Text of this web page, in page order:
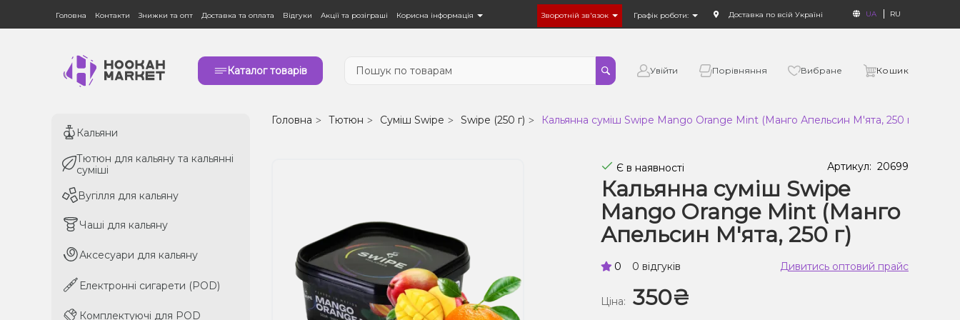
Головна Контакти Знижки та опт Доставка та оплата Відгуки Акції та розіграші Корисна інформація Зворотній зв'язок Графік роботи: Доставка по всій Україні UA RU
Каталог товарів Увійти Порівняння Вибране Кошик
Кальяни
Тютюн для кальяну та кальянні
суміші
Вугілля для кальяну
Чаші для кальяну
Аксесуари для кальяну
Електронні сигарети (POD)
Комплектуючі для POD
Кальяни
Тютюн для кальяну та кальянні
суміші
Вугілля для кальяну
Чаші для кальяну
Аксесуари для кальяну
Електронні сигарети (POD)
Комплектуючі для POD
Головна Тютюн Суміш Swipe Swipe (250 г) Кальянна суміш Swipe Mango Orange Mint (Манго Апельсин М'ята, 250 г)
Є в наявності Артикул: 20699
Кальянна суміш Swipe
Mango Orange Mint (Манго
Апельсин М'ята, 250 г)
0 0 відгуків Дивитись оптовий прайс
Ціна: 350₴